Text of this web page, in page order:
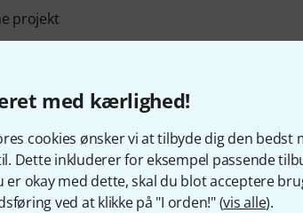
med kærlighed!
cookies ønsker vi at tilbyde dig den
Dette inkluderer for eksempel passende
er okay med dette, skal du blot acceptere
ved at klikke på "I orden!" (vis alle).
projekt